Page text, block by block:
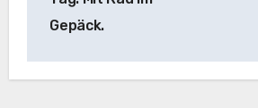
Gepäck.